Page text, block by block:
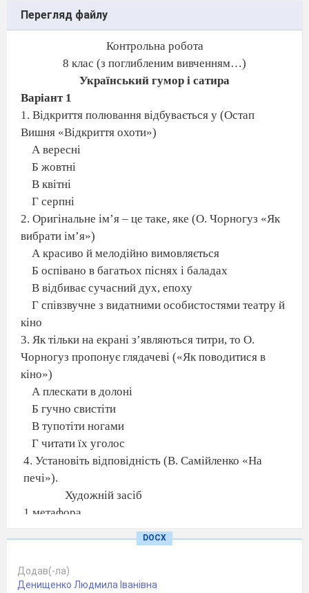
Перегляд файлу
Контрольна робота
8 клас (з поглибленим вивченням…)
Український гумор і сатира
Варіант 1
1. Відкриття полювання відбувається у (Остап
Вишня «Відкриття охоти»)
А вересні
Б жовтні
В квітні
Г серпні
2. Оригінальне ім’я – це таке, яке (О. Чорногуз «Як
вибрати ім’я»)
А красиво й мелодійно вимовляється
Б оспівано в багатьох піснях і баладах
В відбиває сучасний дух, епоху
Г співзвучне з видатними особистостями театру й
кіно
3. Як тільки на екрані з’являються титри, то О.
Чорногуз пропонує глядачеві («Як поводитися в
кіно»)
А плескати в долоні
Б гучно свистіти
В тупотіти ногами
Г читати їх уголос
4. Установіть відповідність (В. Самійленко «На
печі»).
Художній засіб
1 метафора
4 епітет
5 звертання
DOCX
Додав(-ла)
Денищенко Людмила Іванівна